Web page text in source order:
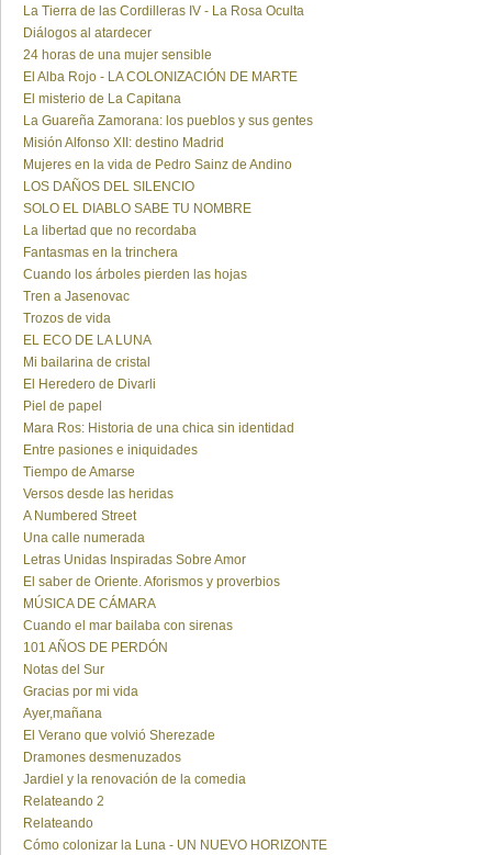
La Tierra de las Cordilleras IV - La Rosa Oculta
Diálogos al atardecer
24 horas de una mujer sensible
El Alba Rojo - LA COLONIZACIÓN DE MARTE
El misterio de La Capitana
La Guareña Zamorana: los pueblos y sus gentes
Misión Alfonso XII: destino Madrid
Mujeres en la vida de Pedro Sainz de Andino
LOS DAÑOS DEL SILENCIO
SOLO EL DIABLO SABE TU NOMBRE
La libertad que no recordaba
Fantasmas en la trinchera
Cuando los árboles pierden las hojas
Tren a Jasenovac
Trozos de vida
EL ECO DE LA LUNA
Mi bailarina de cristal
El Heredero de Divarli
Piel de papel
Mara Ros: Historia de una chica sin identidad
Entre pasiones e iniquidades
Tiempo de Amarse
Versos desde las heridas
A Numbered Street
Una calle numerada
Letras Unidas Inspiradas Sobre Amor
El saber de Oriente. Aforismos y proverbios
MÚSICA DE CÁMARA
Cuando el mar bailaba con sirenas
101 AÑOS DE PERDÓN
Notas del Sur
Gracias por mi vida
Ayer,mañana
El Verano que volvió Sherezade
Dramones desmenuzados
Jardiel y la renovación de la comedia
Relateando 2
Relateando
Cómo colonizar la Luna - UN NUEVO HORIZONTE